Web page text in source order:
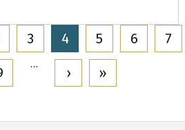
3 4 5 6 7
…
› »